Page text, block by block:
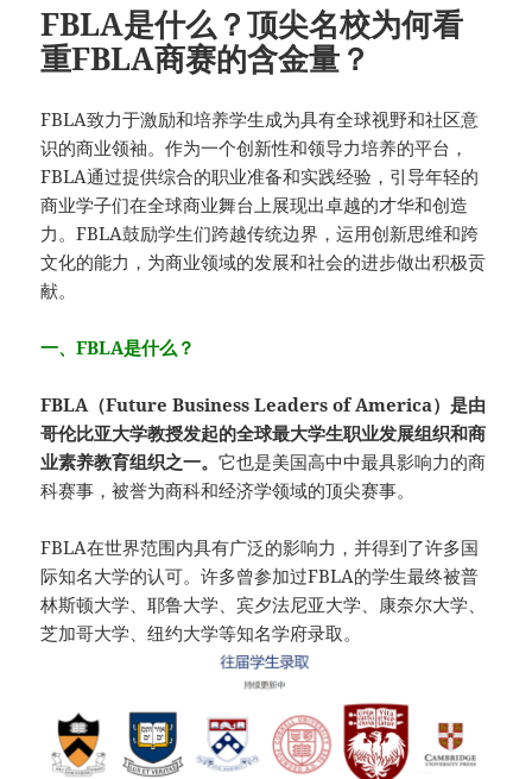
FBLA是什么？顶尖名校为何看
重FBLA商赛的含金量？
FBLA致力于激励和培养学生成为具有全球视野和社区意
识的商业领袖。作为一个创新性和领导力培养的平台，
FBLA通过提供综合的职业准备和实践经验，引导年轻的
商业学子们在全球商业舞台上展现出卓越的才华和创造
力。FBLA鼓励学生们跨越传统边界，运用创新思维和跨
文化的能力，为商业领域的发展和社会的进步做出积极贡
献。
一、FBLA是什么？
FBLA（Future Business Leaders of America）是由
哥伦比亚大学教授发起的全球最大学生职业发展组织和商
业素养教育组织之一。它也是美国高中中最具影响力的商
科赛事，被誉为商科和经济学领域的顶尖赛事。
FBLA在世界范围内具有广泛的影响力，并得到了许多国
际知名大学的认可。许多曾参加过FBLA的学生最终被普
林斯顿大学、耶鲁大学、宾夕法尼亚大学、康奈尔大学、
芝加哥大学、纽约大学等知名学府录取。